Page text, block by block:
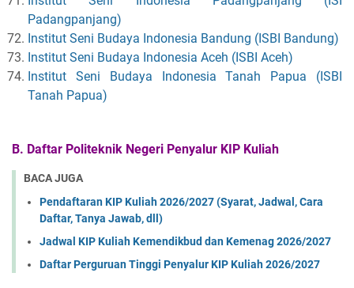
Padangpanjang)
Institut Seni Budaya Indonesia Bandung (ISBI Bandung)
Institut Seni Budaya Indonesia Aceh (ISBI Aceh)
Institut Seni Budaya Indonesia Tanah Papua (ISBI
Tanah Papua)
B. Daftar Politeknik Negeri Penyalur KIP Kuliah
BACA JUGA
Pendaftaran KIP Kuliah 2026/2027 (Syarat, Jadwal, Cara
Daftar, Tanya Jawab, dll)
Jadwal KIP Kuliah Kemendikbud dan Kemenag 2026/2027
Daftar Perguruan Tinggi Penyalur KIP Kuliah 2026/2027